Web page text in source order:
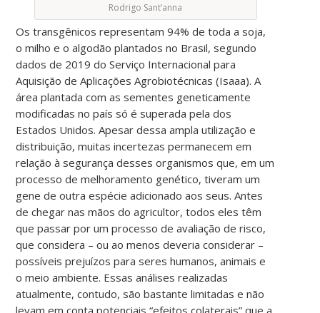
Rodrigo Sant’anna
Os transgênicos representam 94% de toda a soja,
o milho e o algodão plantados no Brasil, segundo
dados de 2019 do Serviço Internacional para
Aquisição de Aplicações Agrobiotécnicas (Isaaa). A
área plantada com as sementes geneticamente
modificadas no país só é superada pela dos
Estados Unidos. Apesar dessa ampla utilização e
distribuição, muitas incertezas permanecem em
relação à segurança desses organismos que, em um
processo de melhoramento genético, tiveram um
gene de outra espécie adicionado aos seus. Antes
de chegar nas mãos do agricultor, todos eles têm
que passar por um processo de avaliação de risco,
que considera – ou ao menos deveria considerar –
possíveis prejuízos para seres humanos, animais e
o meio ambiente. Essas análises realizadas
atualmente, contudo, são bastante limitadas e não
levam em conta potenciais “efeitos colaterais” que a